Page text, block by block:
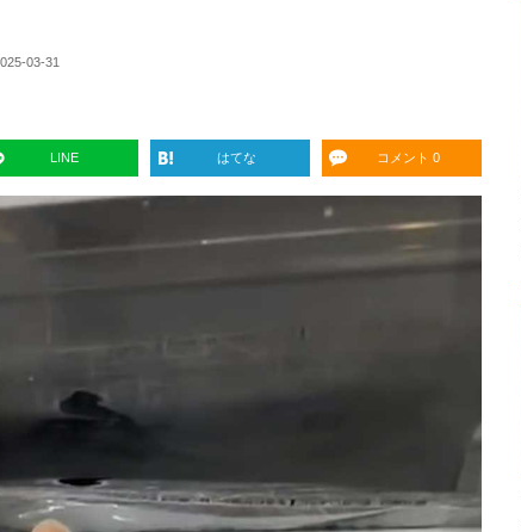
03-31
LINE はてな コメント 0